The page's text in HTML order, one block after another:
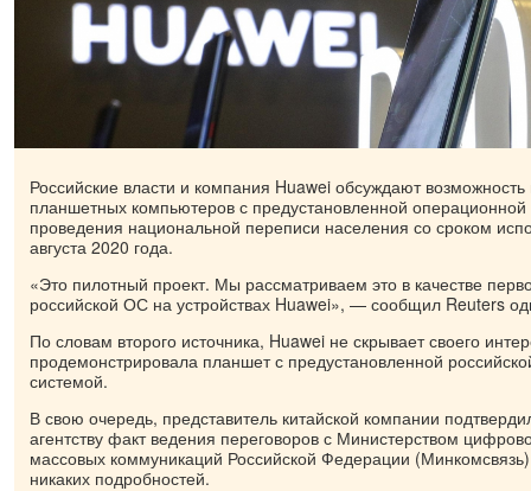
Российские власти и компания Huawei обсуждают возможность
планшетных компьютеров с предустановленной
проведения национальной переписи населения со сроком
августа 2020 года.
«Это пилотный проект. Мы рассматриваем это в качестве
российской ОС на устройствах Huawei», — сообщил Reuters
По словам второго источника, Huawei не скрывает своего
продемонстрировала планшет с предустановленной
системой.
В свою очередь, представитель китайской компании
агентству факт ведения переговоров с Министерством
массовых коммуникаций Российской Федерации
никаких подробностей.